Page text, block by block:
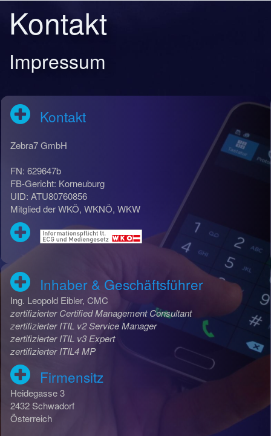
Kontakt
Impressum
Kontakt
Zebra7 GmbH
FN: 629647b
FB-Gericht: Korneuburg
UID: ATU80760856
Mitglied der WKÖ, WKNÖ, WKW
Inhaber & Geschäftsführer
Ing. Leopold Eibler, CMC
zertifizierter Certified Management Consultant
zertifizierter ITIL v2 Service Manager
zertifizierter ITIL v3 Expert
zertifizierter ITIL4 MP
Firmensitz
Heidegasse 3
2432 Schwadorf
Österreich